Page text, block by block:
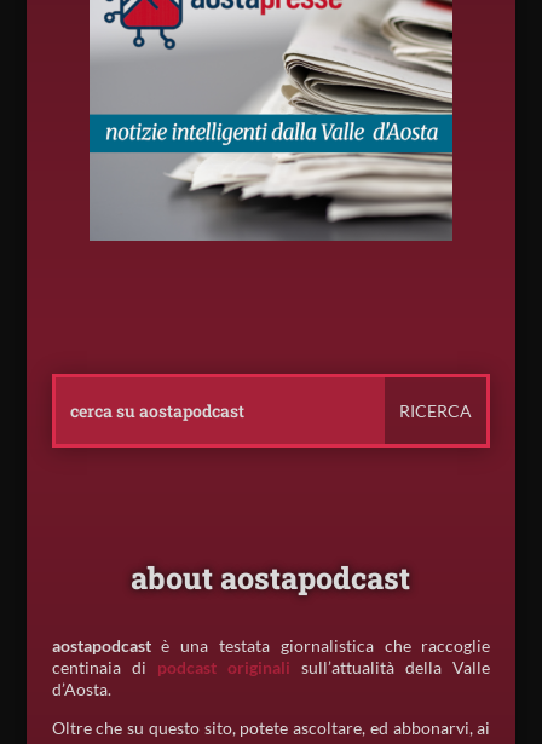
about aostapodcast
aostapodcastè una testata giornalistica che raccoglie
centinaia di podcast originali sull’attualità della Valle
d’Aosta.
Oltre che su questo sito, potete ascoltare, ed abbonarvi, ai